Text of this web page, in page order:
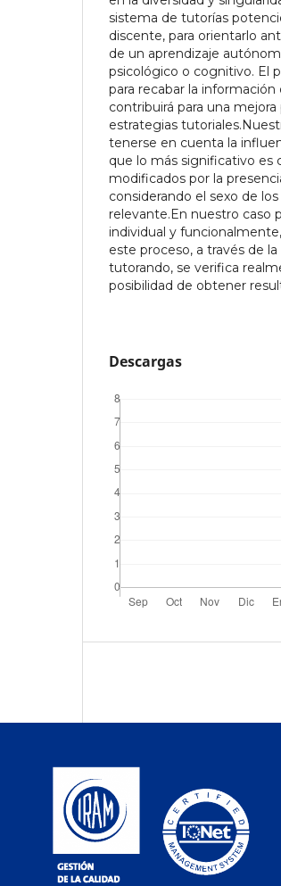
sistema de tutorías
discente, para orientarlo
de un aprendizaje
psicológico o cognitivo. El
para recabar la
contribuirá para una
estrategias
tenerse en cuenta la
que lo más significativo es
modificados por la
considerando el sexo de
relevante.En nuestro caso
individual y
este proceso, a través de
tutorando, se verifica
posibilidad de obtener
Descargas